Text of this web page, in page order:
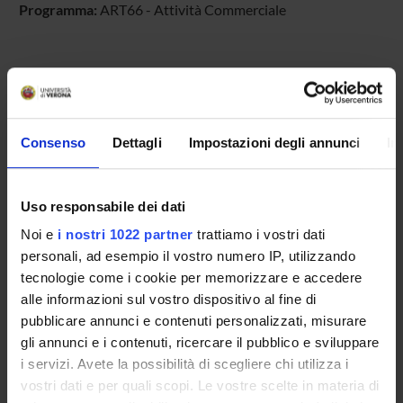
Consenso Dettagli Impostazioni degli annunci
Uso responsabile dei dati
Noi e i nostri 1022 partner trattiamo i vostri dati
personali, ad esempio il vostro numero IP, utilizzando
tecnologie come i cookie per memorizzare e accedere
alle informazioni sul vostro dispositivo al fine di
pubblicare annunci e contenuti personalizzati, misurare
gli annunci e i contenuti, ricercare il pubblico e sviluppare
i servizi. Avete la possibilità di scegliere chi utilizza i
vostri dati e per quali scopi. Le vostre scelte in materia di
Programma: ART66 - Attività Commerciale
PARTECIPANTI AL PROGETTO
Umberto Castellani
Professore ordinario
Marco Cristani
Alessio Montagnini
Incaricato alla ricerca
AREE DI RICERCA COINVOLTE DAL PROGETTO
Intelligenza Artificiale
Artificial intelligence